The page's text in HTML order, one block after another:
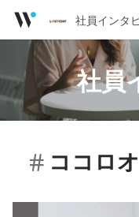
社員インタ
社員
ココロ